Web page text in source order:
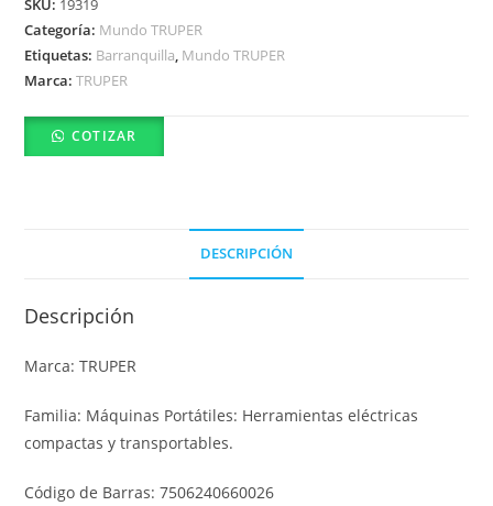
SKU: 19319
Categoría: Mundo TRUPER
Etiquetas: Barranquilla, Mundo TRUPER
Marca:TRUPER
COTIZAR
DESCRIPCIÓN
Descripción
Marca: TRUPER
Familia: Máquinas Portátiles: Herramientas eléctricas
compactas y transportables.
Código de Barras: 7506240660026